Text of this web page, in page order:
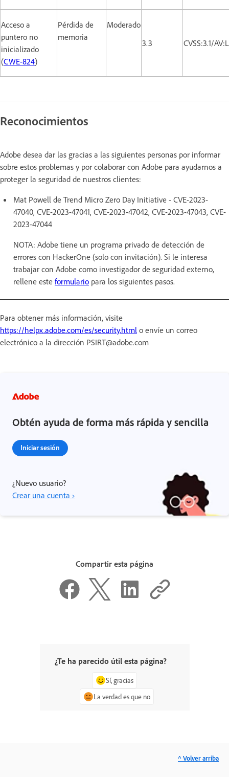
Acceso a
puntero no
inicializado
(CWE-824)
Pérdida de
memoria
Moderado
3.3
CVSS:3.1/
Reconocimientos
Adobe desea dar las gracias a las siguientes personas por informar
sobre estos problemas y por colaborar con Adobe para ayudarnos a
proteger la seguridad de nuestros clientes:
Mat Powell de Trend Micro Zero Day Initiative - CVE-2023-
47040, CVE-2023-47041, CVE-2023-47042, CVE-2023-47043, CVE-
2023-47044
NOTA: Adobe tiene un programa privado de detección de
errores con HackerOne (solo con invitación). Si le interesa
trabajar con Adobe como investigador de seguridad externo,
rellene este formulario para los siguientes pasos.
Para obtener más información, visite
https://helpx.adobe.com/es/security.html o envíe un correo
electrónico a la dirección PSIRT@adobe.com
Obtén ayuda de forma más rápida y sencilla
Iniciar sesión
¿Nuevo usuario?
Crear una cuenta ›
Compartir esta página
¿Te ha parecido útil esta página?
Sí, gracias
La verdad es que no
^ Volver arriba